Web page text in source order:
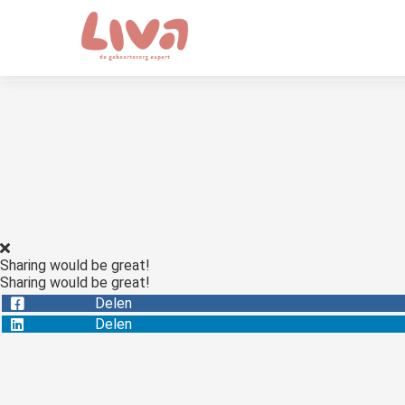
Sharing would be great!
Sharing would be great!
Delen
Delen